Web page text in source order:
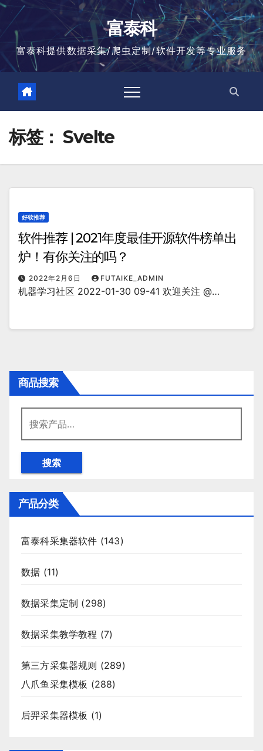
跳
富泰科
富泰科提供数据采集/爬虫定制/软件开发等专业服务
标签： Svelte
好软推荐
软件推荐 | 2021年度最佳开源软件榜单出
炉！有你关注的吗？
2022年2月6日 FUTAIKE_ADMIN
机器学习社区 2022-01-30 09-41 欢迎关注 @…
商品搜索
索：
搜索
产品分类
富泰科采集器软件 (143)
数据 (11)
数据采集定制 (298)
数据采集教学教程 (7)
第三方采集器规则 (289)
八爪鱼采集模板 (288)
后羿采集器模板 (1)